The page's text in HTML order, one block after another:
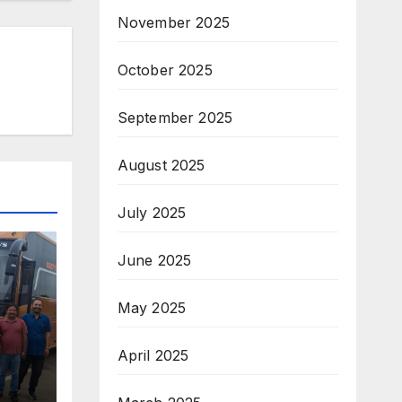
November 2025
October 2025
September 2025
August 2025
July 2025
June 2025
May 2025
April 2025